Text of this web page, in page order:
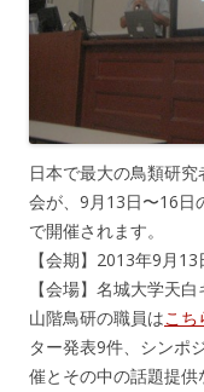
日本で最大の鳥類研
会が、9月13日〜16日
で開催されます。
【会期】2013年9月
【会場】名城大学天
山階鳥研の職員はこち
ター発表9件、シンポ
催とその中の話題提供